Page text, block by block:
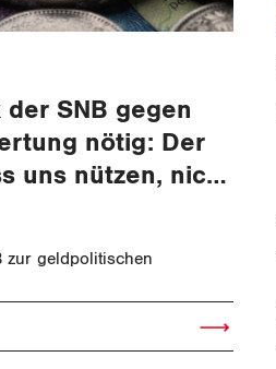
SNB gegen
nötig: Der
uns nützen, nicht
zur geldpolitischen
Artikel lesen